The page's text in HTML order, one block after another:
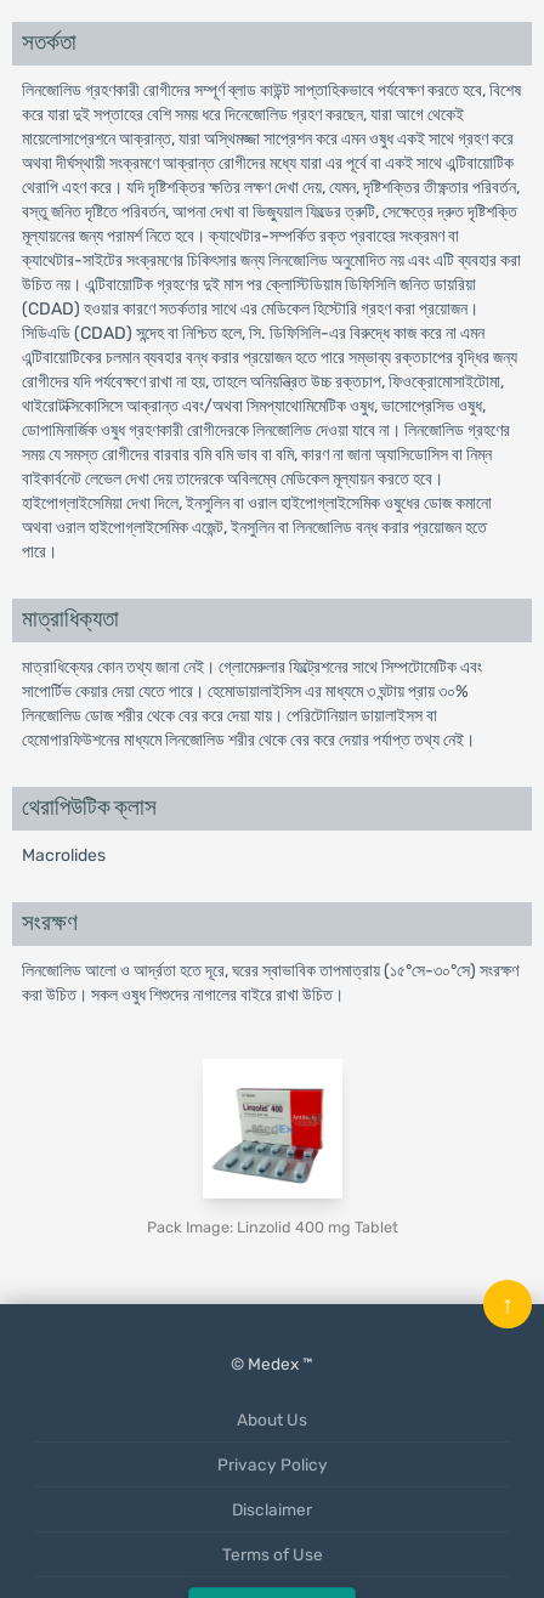
সতর্কতা
লিনজোলিড গ্রহণকারী রোগীদের সম্পূর্ণ ব্লাড কাউন্ট সাপ্তাহিকভাবে পর্যবেক্ষণ করতে হবে, বিশেষ
করে যারা দুই সপ্তাহের বেশি সময় ধরে দিনেজোলিড গ্রহণ করছেন, যারা আগে থেকেই
মায়েলোসাপ্রেশনে আক্রান্ত, যারা অস্থিমজ্জা সাপ্রেশন করে এমন ওষুধ একই সাথে গ্রহণ করে
অথবা দীর্ঘস্থায়ী সংক্রমণে আক্রান্ত রোগীদের মধ্যে যারা এর পূর্বে বা একই সাথে এন্টিবায়োটিক
থেরাপি এহণ করে। যদি দৃষ্টিশক্তির ক্ষতির লক্ষণ দেখা দেয়, যেমন, দৃষ্টিশক্তির তীক্ষ্ণতার পরিবর্তন,
বস্তু জনিত দৃষ্টিতে পরিবর্তন, আপনা দেখা বা ভিজ্যুয়াল ফিল্ডের ত্রুটি, সেক্ষেত্রে দ্রুত দৃষ্টিশক্তি
মূল্যায়নের জন্য পরামর্শ নিতে হবে। ক্যাথেটার-সম্পর্কিত রক্ত প্রবাহের সংক্রমণ বা
ক্যাথেটার-সাইটের সংক্রমণের চিকিৎসার জন্য লিনজোলিড অনুমোদিত নয় এবং এটি ব্যবহার করা
উচিত নয়। এন্টিবায়োটিক গ্রহণের দুই মাস পর ক্লোস্টিডিয়াম ডিফিসিলি জনিত ডায়রিয়া
(CDAD) হওয়ার কারণে সতর্কতার সাথে এর মেডিকেল হিস্টোরি গ্রহণ করা প্রয়োজন।
সিডিএডি (CDAD) সন্দেহ বা নিশ্চিত হলে, সি. ডিফিসিলি-এর বিরুদ্ধে কাজ করে না এমন
এন্টিবায়োটিকের চলমান ব্যবহার বন্ধ করার প্রয়োজন হতে পারে সম্ভাব্য রক্তচাপের বৃদ্ধির জন্য
রোগীদের যদি পর্যবেক্ষণে রাখা না হয়, তাহলে অনিয়ন্ত্রিত উচ্চ রক্তচাপ, ফিওক্রোমোসাইটোমা,
থাইরোটক্সিকোসিসে আক্রান্ত এবং/অথবা সিমপ্যাথোমিমেটিক ওষুধ, ভাসোপ্রেসিভ ওষুধ,
ডোপামিনার্জিক ওষুধ গ্রহণকারী রোগীদেরকে লিনজোলিড দেওয়া যাবে না। লিনজোলিড গ্রহণের
সময় যে সমস্ত রোগীদের বারবার বমি বমি ভাব বা বমি, কারণ না জানা অ্যাসিডোসিস বা নিম্ন
বাইকার্বনেট লেভেল দেখা দেয় তাদেরকে অবিলম্বে মেডিকেল মূল্যায়ন করতে হবে।
হাইপোগ্লাইসেমিয়া দেখা দিলে, ইনসুলিন বা ওরাল হাইপোগ্লাইসেমিক ওষুধের ডোজ কমানো
অথবা ওরাল হাইপোগ্লাইসেমিক এজেন্ট, ইনসুলিন বা লিনজোলিড বন্ধ করার প্রয়োজন হতে
পারে।
মাত্রাধিক্যতা
মাত্রাধিক্যের কোন তথ্য জানা নেই। গ্লোমেরুলার ফিল্ট্রেশনের সাথে সিম্পটোমেটিক এবং
সাপোর্টিভ কেয়ার দেয়া যেতে পারে। হেমোডায়ালাইসিস এর মাধ্যমে ৩ ঘন্টায় প্রায় ৩০%
লিনজোলিড ডোজ শরীর থেকে বের করে দেয়া যায়। পেরিটোনিয়াল ডায়ালাইসস বা
হেমোপারফিউশনের মাধ্যমে লিনজোলিড শরীর থেকে বের করে দেয়ার পর্যাপ্ত তথ্য নেই।
থেরাপিউটিক ক্লাস
Macrolides
সংরক্ষণ
লিনজোলিড আলো ও আর্দ্রতা হতে দূরে, ঘরের স্বাভাবিক তাপমাত্রায় (১৫°সে-৩০°সে) সংরক্ষণ
করা উচিত। সকল ওষুধ শিশুদের নাগালের বাইরে রাখা উচিত।
Pack Image: Linzolid 400 mg Tablet
© Medex ™
About Us
Privacy Policy
Disclaimer
Terms of Use
↑